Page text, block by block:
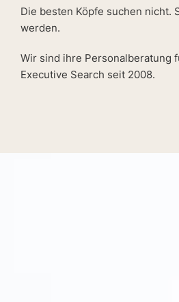
Die besten Köpfe suchen nicht.
werden.
Wir sind ihre Personalberatung
Executive Search seit 2008.